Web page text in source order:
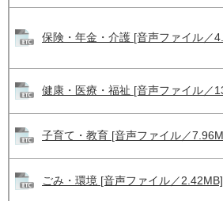
保険・年金・介護 [音声ファイル／
健康・医療・福祉 [音声ファイル／
子育て・教育 [音声ファイル／
ごみ・環境 [音声ファイル／2.42MB]